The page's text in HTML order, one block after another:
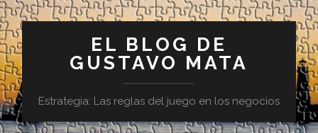
EL BLOG DE
GUSTAVO MATA
Estrategia: Las reglas del juego en los negocios